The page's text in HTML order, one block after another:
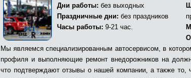
Дни работы: без выходных
Праздничные дни: без праздников
Часы работы: 9-21 час.
Мы являемся специализированным автосервисом, в
профиля и выполняющие ремонт внедорожников на
что подтверждают отзывы о нашей компании, а также то,